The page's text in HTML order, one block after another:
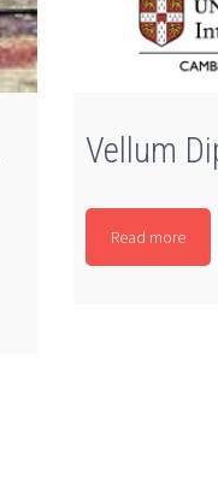
Vellum
Read more